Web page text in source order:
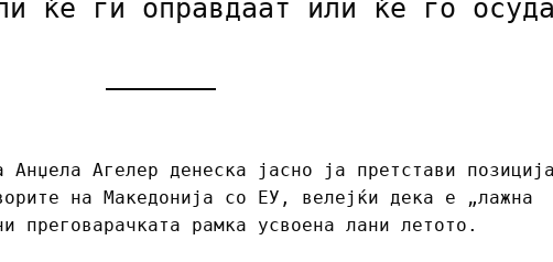
ќе ги оправдаат или ќе го
Анџела Агелер денеска јасно ја претстави
на Македонија со ЕУ, велејќи дека е „лажна
преговарачката рамка усвоена лани летото.